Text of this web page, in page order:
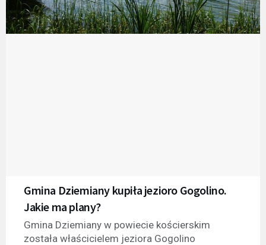
Gmina Dziemiany kupiła jezioro Gogolino.
Jakie ma plany?
Gmina Dziemiany w powiecie kościerskim
została właścicielem jeziora Gogolino